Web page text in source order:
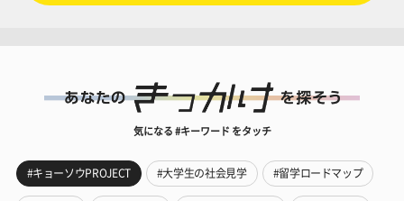
気になる #キーワード をタッチ
#キョーソウPROJECT #大学生の社会見学 #留学ロードマップ